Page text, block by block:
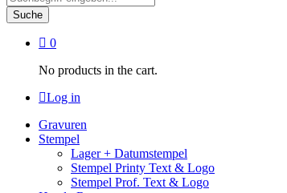
Suche
0
No products in the cart.
Log in
Gravuren
Stempel
Lager + Datumstempel
Stempel Printy Text & Logo
Stempel Prof. Text & Logo